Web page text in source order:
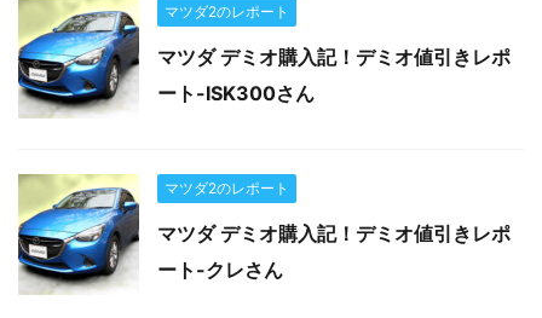
マツダ2のレポート
マツダ デミオ購入記！デミオ値引きレポ
ート-ISK300さん
マツダ2のレポート
マツダ デミオ購入記！デミオ値引きレポ
ート-クレさん